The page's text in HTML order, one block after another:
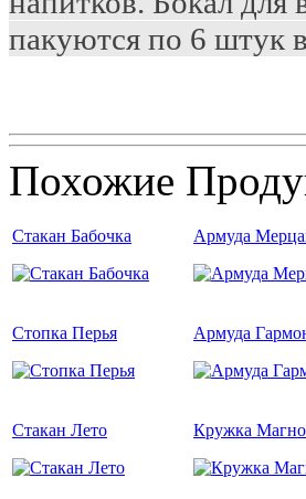
пакуются по 6 штук
Похожие
Стакан Бабочка Армуда
Стопка Перья Армуда
Стакан Лето Кружка